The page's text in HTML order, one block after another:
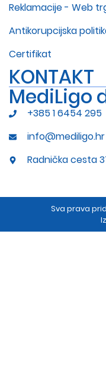
Reklamacije - Web
Antikorupcijska
Certifikat
KONTAKT
MediLigo
+385 1 6454 295
info@mediligo.hr
Radnička cesta
Sva prava